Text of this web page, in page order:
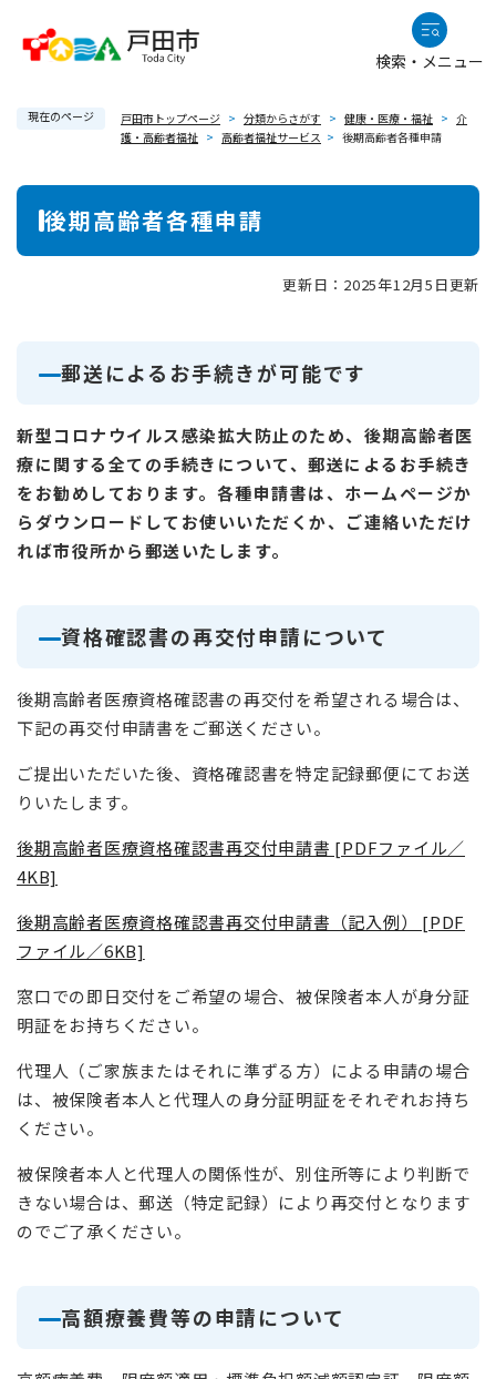
検索・メニュー
現在のページ 戸田市トップページ > 分類からさがす > 健康・医療・福祉 > 介
護・高齢者福祉 > 高齢者福祉サービス > 後期高齢者各種申請
本
後期高齢者各種申請
更新日：2025年12月5日更新
郵送によるお手続きが可能です
新型コロナウイルス感染拡大防止のため、後期高齢者医
療に関する全ての手続きについて、郵送によるお手続き
をお勧めしております。各種申請書は、ホームページか
らダウンロードしてお使いいただくか、ご連絡いただけ
れば市役所から郵送いたします。
資格確認書の再交付申請について
後期高齢者医療資格確認書の再交付を希望される場合は、
下記の再交付申請書をご郵送ください。
ご提出いただいた後、資格確認書を特定記録郵便にてお送
りいたします。
後期高齢者医療資格確認書再交付申請書 [PDFファイル／
4KB]
後期高齢者医療資格確認書再交付申請書（記入例） [PDF
ファイル／6KB]
窓口での即日交付をご希望の場合、被保険者本人が身分証
明証をお持ちください。
代理人（ご家族またはそれに準ずる方）による申請の場合
は、被保険者本人と代理人の身分証明証をそれぞれお持ち
ください。
被保険者本人と代理人の関係性が、別住所等により判断で
きない場合は、郵送（特定記録）により再交付となります
のでご了承ください。
高額療養費等の申請について